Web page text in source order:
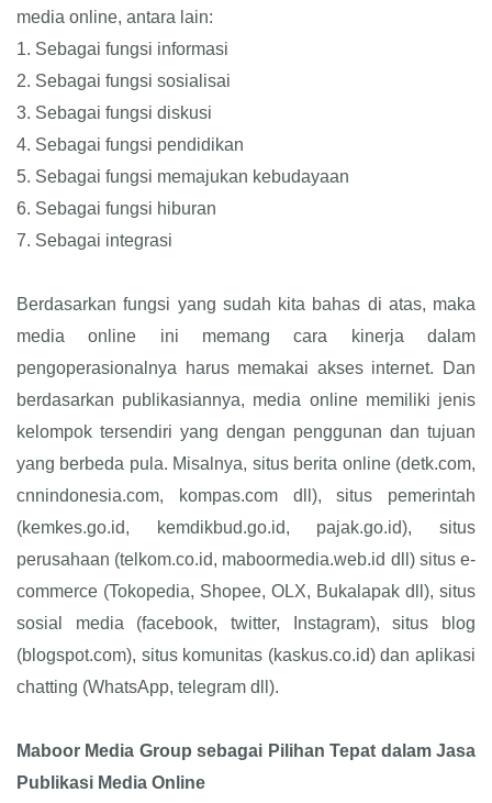
media online, antara lain:
1. Sebagai fungsi informasi
2. Sebagai fungsi sosialisai
3. Sebagai fungsi diskusi
4. Sebagai fungsi pendidikan
5. Sebagai fungsi memajukan kebudayaan
6. Sebagai fungsi hiburan
7. Sebagai integrasi
Berdasarkan fungsi yang sudah kita bahas di atas, maka
media online ini memang cara kinerja dalam
pengoperasionalnya harus memakai akses internet. Dan
berdasarkan publikasiannya, media online memiliki jenis
kelompok tersendiri yang dengan penggunan dan tujuan
yang berbeda pula. Misalnya, situs berita online (detk.com,
cnnindonesia.com, kompas.com dll), situs pemerintah
(kemkes.go.id, kemdikbud.go.id, pajak.go.id), situs
perusahaan (telkom.co.id, maboormedia.web.id dll) situs e-
commerce (Tokopedia, Shopee, OLX, Bukalapak dll), situs
sosial media (facebook, twitter, Instagram), situs blog
(blogspot.com), situs komunitas (kaskus.co.id) dan aplikasi
chatting (WhatsApp, telegram dll).
Maboor Media Group sebagai Pilihan Tepat dalam Jasa
Publikasi Media Online